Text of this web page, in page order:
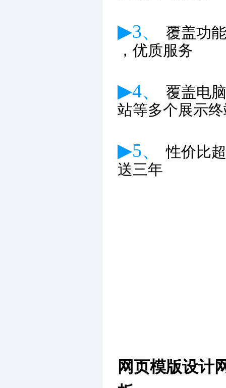
▶3、
覆盖功
，优质服务
▶4、
覆盖电
站等多个展示
▶5、性价比
送三年
网页模版设计